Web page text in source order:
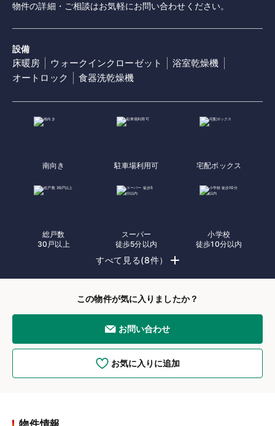
物件の詳細・ご相談はお気軽にお問い合わせください。
設備
床暖房 ウォークインクローゼット
浴室乾燥機
オートロック
食器洗乾燥機
南向き 駐車場利用可 宅配ボックス
総戸数
30戸以上
スーパー
徒歩5分以内
小学校
徒歩10分以内
すべて見る(8件）
この物件が気に入りましたか？
お問い合わせ
お気に入りに追加
物件情報